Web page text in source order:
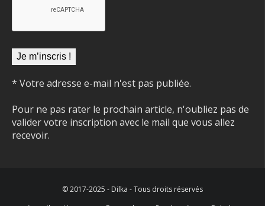
* Votre adresse e-mail n'est pas publiée.
Pour ne pas rater le prochain article, n'oubliez pas de
valider votre inscription avec le mail que vous allez
recevoir.
© 2017-2025 - Dilka - Tous droits réservés